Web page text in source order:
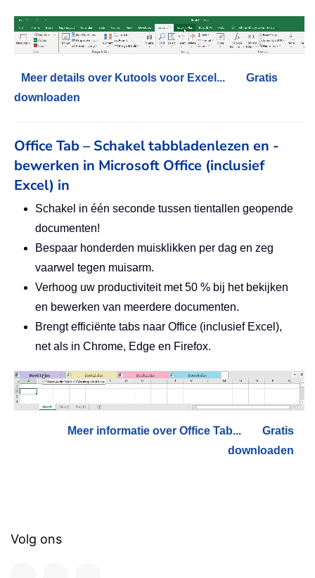
Meer details over Kutools voor Excel...
Gratis
downloaden
Office Tab – Schakel tabbladenlezen en -
bewerken in Microsoft Office (inclusief
Excel) in
Schakel in één seconde tussen tientallen geopende
documenten!
Bespaar honderden muisklikken per dag en zeg
vaarwel tegen muisarm.
Verhoog uw productiviteit met 50 % bij het bekijken
en bewerken van meerdere documenten.
Brengt efficiënte tabs naar Office (inclusief Excel),
net als in Chrome, Edge en Firefox.
Meer informatie over Office Tab...
Gratis
downloaden
Volg ons